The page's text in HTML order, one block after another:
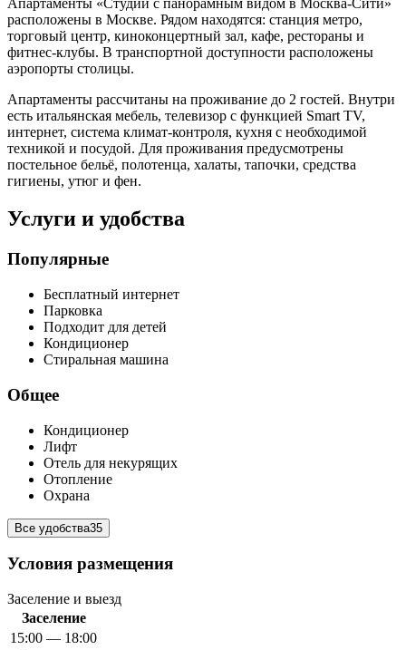
расположены в Москве. Рядом находятся: станция метро,
торговый центр, киноконцертный зал, кафе, рестораны и
фитнес-клубы. В транспортной доступности расположены
аэропорты столицы.
Апартаменты рассчитаны на проживание до 2 гостей. Внутри
есть итальянская мебель, телевизор с функцией Smart TV,
интернет, система климат-контроля, кухня с необходимой
техникой и посудой. Для проживания предусмотрены
постельное бельё, полотенца, халаты, тапочки, средства
гигиены, утюг и фен.
Услуги и удобства
Популярные
Бесплатный интернет
Парковка
Подходит для детей
Кондиционер
Стиральная машина
Общее
Кондиционер
Лифт
Отель для некурящих
Отопление
Охрана
Все удобства35
Условия размещения
Заселение и выезд
Заселение
15:00 — 18:00